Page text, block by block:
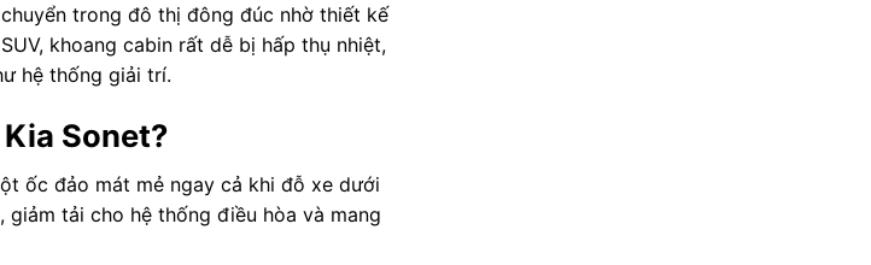
trong đô thị đông đúc nhờ thiết kế
khoang cabin rất dễ bị hấp thụ nhiệt,
hệ thống giải trí.
Sonet?
ốc đảo mát mẻ ngay cả khi đỗ xe dưới
tải cho hệ thống điều hòa và mang